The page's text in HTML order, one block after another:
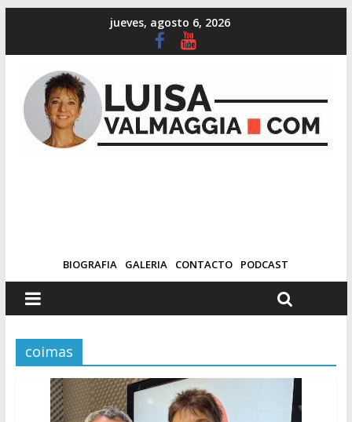
jueves, agosto 6, 2026
BIOGRAFIA GALERIA CONTACTO PODCAST
coimas